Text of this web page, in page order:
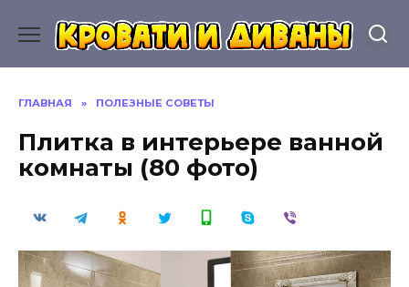
содержанию
ГЛАВНАЯ » ПОЛЕЗНЫЕ СОВЕТЫ
Плитка в интерьере ванной
комнаты (80 фото)